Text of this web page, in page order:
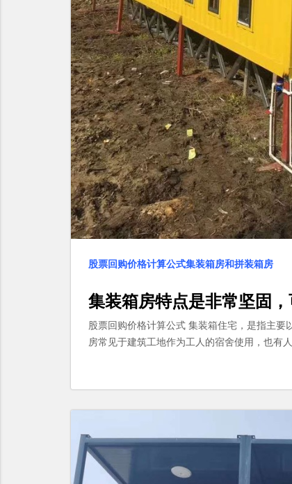
股票回购价格计算公式集装箱房和拼装箱房
集装箱房特点是非常坚固，
股票回购价格计算公式 集装箱住宅，是指主
房常见于建筑工地作为工人的宿舍使用，也有